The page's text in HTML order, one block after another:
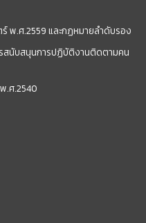
พ.ศ.2559 และกฏหมายลำดับรอง
สนับสนุนการปฏิบัติงานติดตามคน
.ศ.2540